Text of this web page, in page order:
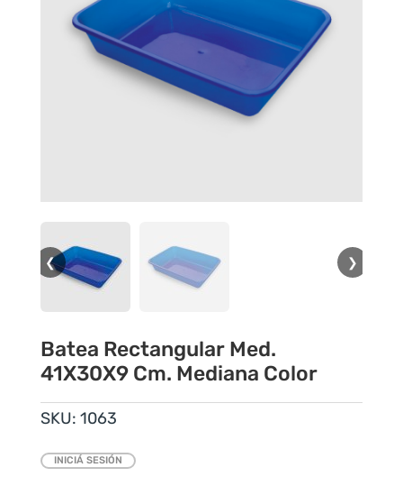
❮ ❯
Batea Rectangular Med.
41X30X9 Cm. Mediana Color
SKU: 1063
INICIÁ SESIÓN